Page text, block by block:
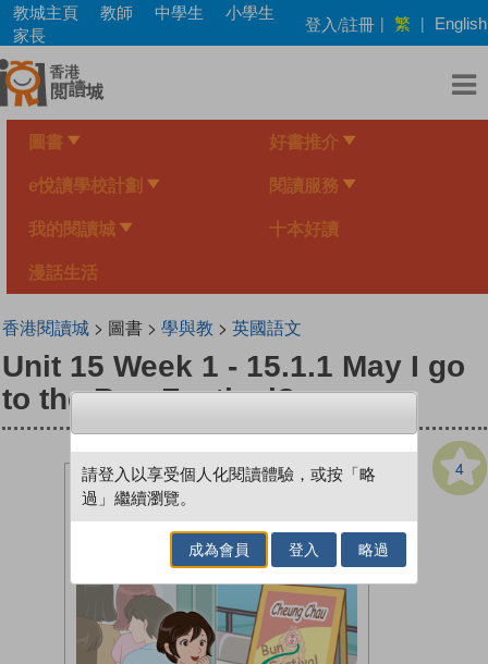
Skip
main
content
教城主頁 教師 中學生
小學生
家長
登入/註冊 | 繁 | English
圖書 好書推介
e悅讀學校計劃 閱讀服務
我的閱讀城 十本好讀
漫話生活
香港閱讀城> 圖書 > 學與教 > 英國語文
Unit 15 Week 1 - 15.1.1 May I go
to the Bun Festival?
4
請登入以享受個人化閱讀體驗，或按「略
過」繼續瀏覽。
成為會員 登入 略過